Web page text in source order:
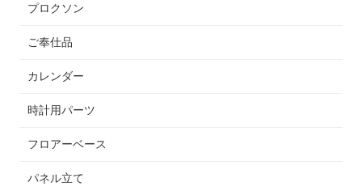
プロクソン
ご奉仕品
カレンダー
時計用パーツ
フロアーベース
パネル立て